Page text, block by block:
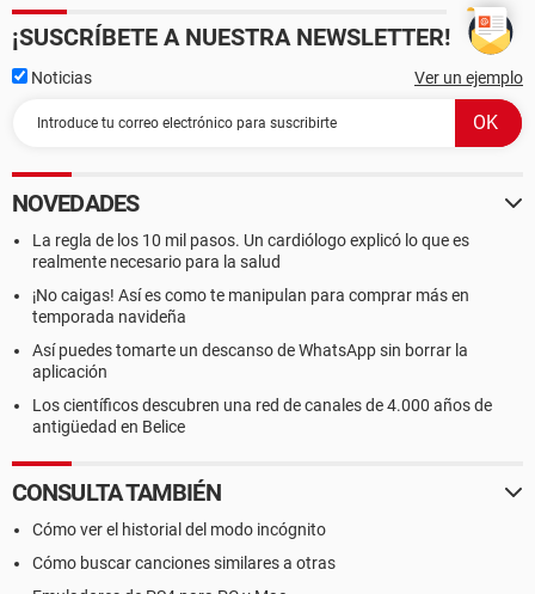
¡SUSCRÍBETE A NUESTRA NEWSLETTER!
Noticias Ver un ejemplo
NOVEDADES
La regla de los 10 mil pasos. Un cardiólogo explicó lo que es
realmente necesario para la salud
¡No caigas! Así es como te manipulan para comprar más en
temporada navideña
Así puedes tomarte un descanso de WhatsApp sin borrar la
aplicación
Los científicos descubren una red de canales de 4.000 años de
antigüedad en Belice
CONSULTA TAMBIÉN
Cómo ver el historial del modo incógnito
Cómo buscar canciones similares a otras